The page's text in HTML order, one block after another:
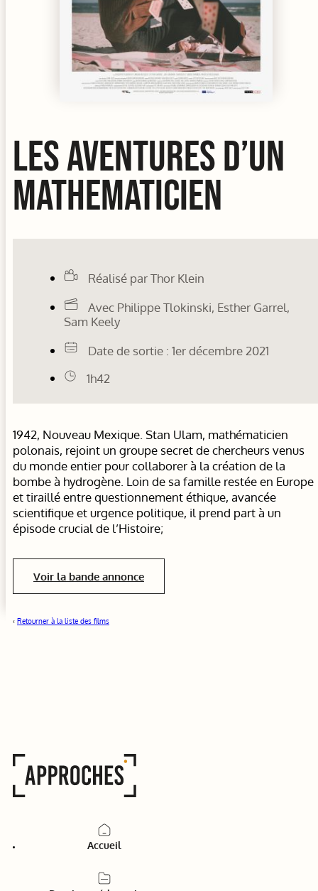
LES AVENTURES D’UN
MATHEMATICIEN
Réalisé par Thor Klein
Avec Philippe Tlokinski, Esther Garrel,
Sam Keely
Date de sortie : 1er décembre 2021
1h42
1942, Nouveau Mexique. Stan Ulam, mathématicien
polonais, rejoint un groupe secret de chercheurs venus
du monde entier pour collaborer à la création de la
bombe à hydrogène. Loin de sa famille restée en Europe
et tiraillé entre questionnement éthique, avancée
scientifique et urgence politique, il prend part à un
épisode crucial de l’Histoire;
Voir la bande annonce
‹ Retourner à la liste des films
Accueil